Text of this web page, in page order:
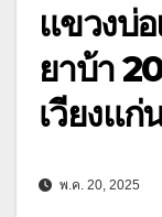
แขวงบ่
ยาบ้า
เวียงแก่
พ.ค. 20, 2025